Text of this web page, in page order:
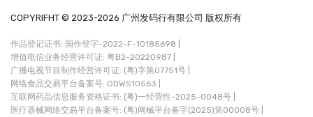
COPYRIFHT © 2023-2026 广州发码行有限公司 版权所有
作品登记证书: 国作登字-2022-F-10185698 |
增值电信业务经营许可证: 粤B2-20220987 |
广播电视节目制作经营许可证: (粤)字第07751号 |
网络食品交易平台备案号: GDWS10563 |
互联网药品信息服务资格证书: (粤)一经营性-2025-0048号 |
医疗器械网络交易平台备案号: (粤)网械平台备字(2025)第00008号 |